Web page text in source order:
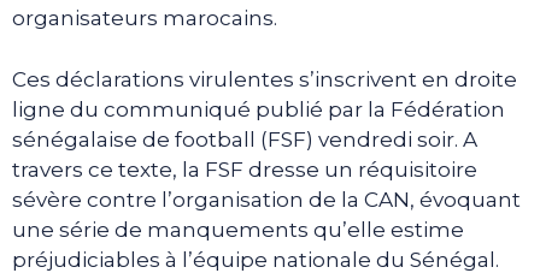
organisateurs marocains.
Ces déclarations virulentes s’inscrivent en droite
ligne du communiqué publié par la Fédération
sénégalaise de football (FSF) vendredi soir. A
travers ce texte, la FSF dresse un réquisitoire
sévère contre l’organisation de la CAN, évoquant
une série de manquements qu’elle estime
préjudiciables à l’équipe nationale du Sénégal.